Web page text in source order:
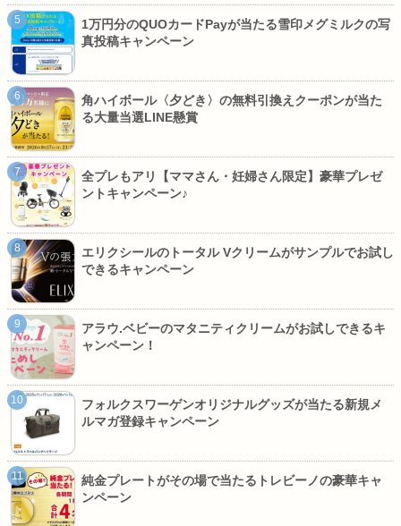
1万円分のQUOカードPayが当たる雪印メグミルクの写
真投稿キャンペーン
角ハイボール〈夕どき〉の無料引換えクーポンが当た
る大量当選LINE懸賞
全プレもアリ【ママさん・妊婦さん限定】豪華プレゼ
ントキャンペーン♪
エリクシールのトータル Vクリームがサンプルでお試し
できるキャンペーン
アラウ.ベビーのマタニティクリームがお試しできるキ
ャンペーン！
フォルクスワーゲンオリジナルグッズが当たる新規メ
ルマガ登録キャンペーン
純金プレートがその場で当たるトレビーノの豪華キャ
ンペーン